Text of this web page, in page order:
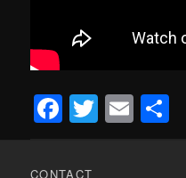
Facebook
Twitter
Email
CONTACT